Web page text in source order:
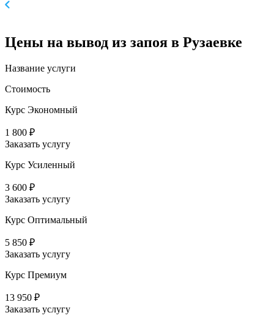
Цены на вывод из запоя в Рузаевке
Название услуги
Стоимость
Курс Экономный
1 800 ₽
Заказать услугу
Курс Усиленный
3 600 ₽
Заказать услугу
Курс Оптимальный
5 850 ₽
Заказать услугу
Курс Премиум
13 950 ₽
Заказать услугу